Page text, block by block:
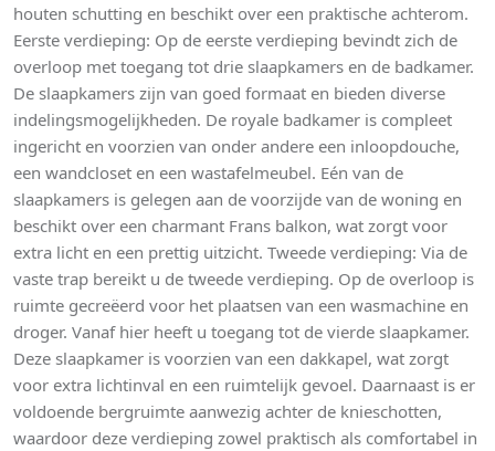
houten schutting en beschikt over een praktische achterom.
Eerste verdieping: Op de eerste verdieping bevindt zich de
overloop met toegang tot drie slaapkamers en de badkamer.
De slaapkamers zijn van goed formaat en bieden diverse
indelingsmogelijkheden. De royale badkamer is compleet
ingericht en voorzien van onder andere een inloopdouche,
een wandcloset en een wastafelmeubel. Eén van de
slaapkamers is gelegen aan de voorzijde van de woning en
beschikt over een charmant Frans balkon, wat zorgt voor
extra licht en een prettig uitzicht. Tweede verdieping: Via de
vaste trap bereikt u de tweede verdieping. Op de overloop is
ruimte gecreëerd voor het plaatsen van een wasmachine en
droger. Vanaf hier heeft u toegang tot de vierde slaapkamer.
Deze slaapkamer is voorzien van een dakkapel, wat zorgt
voor extra lichtinval en een ruimtelijk gevoel. Daarnaast is er
voldoende bergruimte aanwezig achter de knieschotten,
waardoor deze verdieping zowel praktisch als comfortabel in